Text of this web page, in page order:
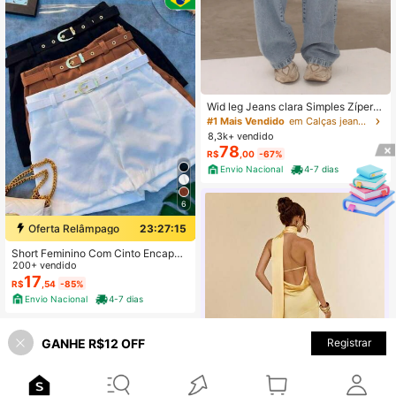
6
Oferta Relâmpago
23:27:15
Short Feminino Com Cinto Encapad
o Cintura Alta Moda Verão
200+ vendido
R$17 ,54 -85%
Envio Nacional
4-7 dias
Wid leg Jeans clara Simples Zíper B
otão Bolso
#1 Mais Vendido
em Calças jeans ultralargas Jeans Feminino
8,3k+ vendido
R$78 ,00 -67%
Envio Nacional
4-7 dias
GANHE R$12 OFF Registrar